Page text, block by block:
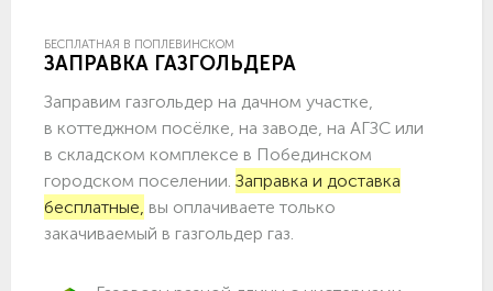
БЕСПЛАТНАЯ В ПОПЛЕВИНСКОМ
ЗАПРАВКА ГАЗГОЛЬДЕРА
Заправим газгольдер на дачном участке,
в коттеджном посёлке, на заводе, на АГЗС или
в складском комплексе в Побединском
городском поселении. Заправка и доставка
бесплатные, вы оплачиваете только
закачиваемый в газгольдер газ.